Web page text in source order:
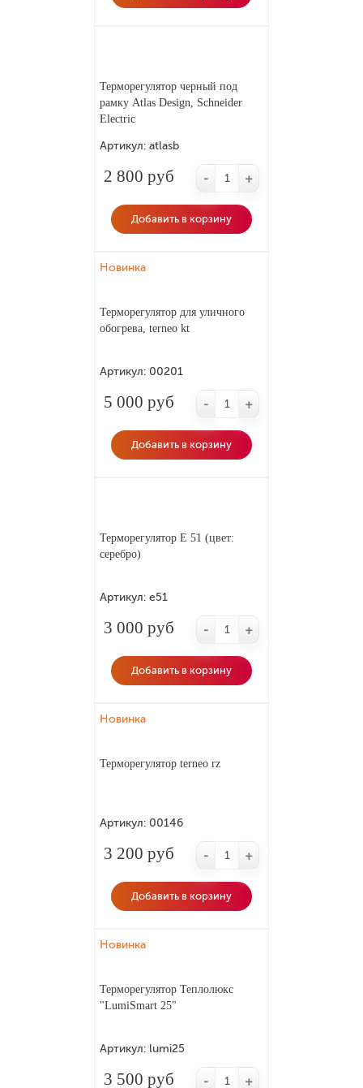
Терморегулятор черный под
рамку Atlas Design, Schneider
Electric
Артикул: atlasb
2 800 руб - +
Добавить в корзину
Новинка
Терморегулятор для уличного
обогрева, terneo kt
Артикул: 00201
5 000 руб - +
Добавить в корзину
Терморегулятор Е 51 (цвет:
серебро)
Артикул: е51
3 000 руб - +
Добавить в корзину
Новинка
Терморегулятор terneo rz
Артикул: 00146
3 200 руб - +
Добавить в корзину
Новинка
Терморегулятор Теплолюкс
"LumiSmart 25"
Артикул: lumi25
3 500 руб - +